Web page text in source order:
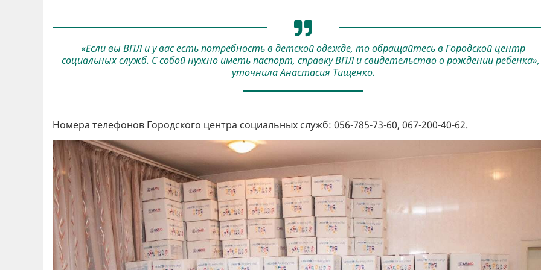
«Если вы ВПЛ и у вас есть потребность в детской одежде, то обращайтесь в Городской центр
социальных служб. С собой нужно иметь паспорт, справку ВПЛ и свидетельство о рождении
уточнила Анастасия Тищенко.
Номера телефонов Городского центра социальных служб: 056-785-73-60, 067-200-40-62.